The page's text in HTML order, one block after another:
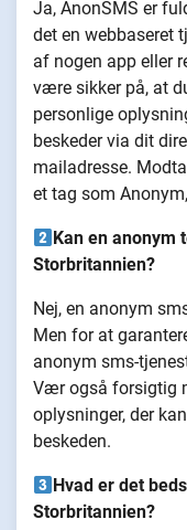
Ja, AnonSMS er
det en webbaseret
af nogen app eller
være sikker på, at
personlige
beskeder via dit
mailadresse.
et tag som
Kan en anonym
Storbritannien?
Nej, en anonym
Men for at
anonym sms-
Vær også forsigtig
oplysninger, der
beskeden.
Hvad er det
Storbritannien?